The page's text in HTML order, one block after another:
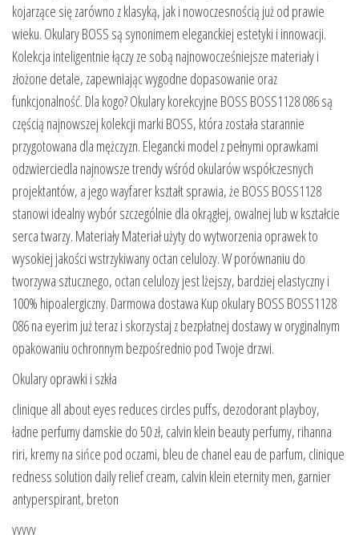
kojarzące się zarówno z klasyką, jak i nowoczesnością już od prawie
wieku. Okulary BOSS są synonimem eleganckiej estetyki i innowacji.
Kolekcja inteligentnie łączy ze sobą najnowocześniejsze materiały i
złożone detale, zapewniając wygodne dopasowanie oraz
funkcjonalność. Dla kogo? Okulary korekcyjne BOSS BOSS1128 086 są
częścią najnowszej kolekcji marki BOSS, która została starannie
przygotowana dla mężczyzn. Elegancki model z pełnymi oprawkami
odzwierciedla najnowsze trendy wśród okularów współczesnych
projektantów, a jego wayfarer kształt sprawia, że BOSS BOSS1128
stanowi idealny wybór szczególnie dla okrągłej, owalnej lub w kształcie
serca twarzy. Materiały Materiał użyty do wytworzenia oprawek to
wysokiej jakości wstrzykiwany octan celulozy. W porównaniu do
tworzywa sztucznego, octan celulozy jest lżejszy, bardziej elastyczny i
100% hipoalergiczny. Darmowa dostawa Kup okulary BOSS BOSS1128
086 na eyerim już teraz i skorzystaj z bezpłatnej dostawy w oryginalnym
opakowaniu ochronnym bezpośrednio pod Twoje drzwi.
Okulary oprawki i szkła
clinique all about eyes reduces circles puffs, dezodorant playboy,
ładne perfumy damskie do 50 zł, calvin klein beauty perfumy, rihanna
riri, kremy na sińce pod oczami, bleu de chanel eau de parfum, clinique
redness solution daily relief cream, calvin klein eternity men, garnier
antyperspirant, breton
yyyyy